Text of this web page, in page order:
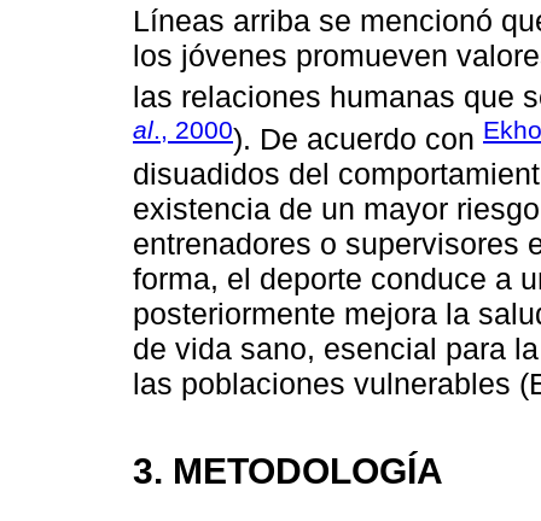
Líneas arriba se mencionó
los jóvenes promueven
las relaciones humanas que
al., 2000). De acuerdo con
disuadidos del
existencia de un mayor
entrenadores o supervisores
forma, el deporte conduce a
posteriormente mejora la
de vida sano, esencial para
las poblaciones vulnerables
3. METODOLOGÍA